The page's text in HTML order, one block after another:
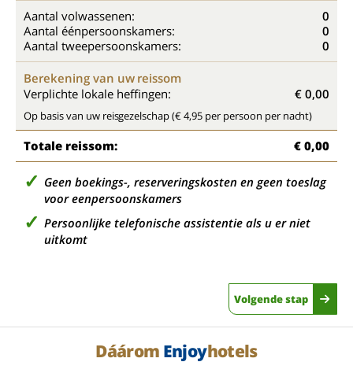
Aantal volwassenen:
0
Aantal éénpersoonskamers:
0
Aantal tweepersoonskamers:
0
Berekening van uw reissom
Verplichte lokale heffingen:
€ 0,00
Op basis van uw reisgezelschap (€ 4,95 per persoon per nacht)
Totale reissom: € 0,00
Geen boekings-, reserveringskosten en geen toeslag
voor eenpersoonskamers
Persoonlijke telefonische assistentie als u er niet
uitkomt
Volgende stap
Dáárom Enjoyhotels